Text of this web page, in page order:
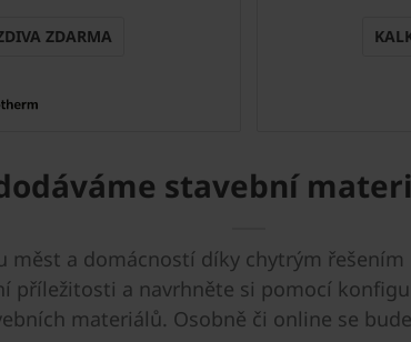
ZDARMA
stavební
a domácností díky chytrým
příležitosti a navrhněte si pomocí
materiálů. Osobně či online se